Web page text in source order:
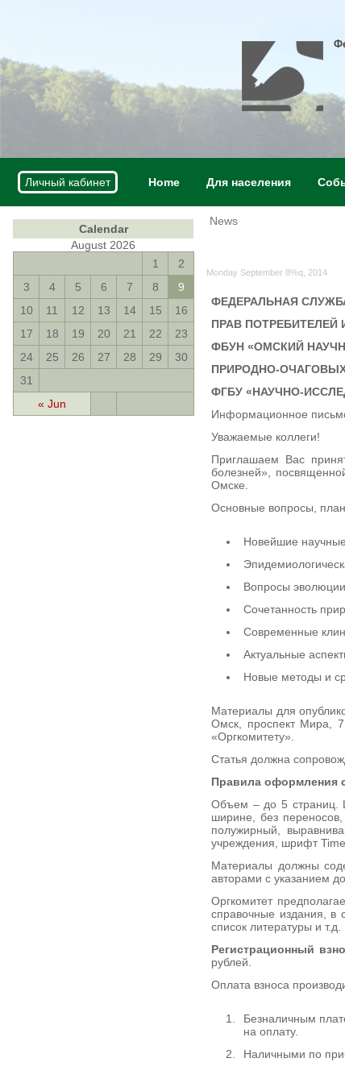
Личный кабинет Home Для населения
Calendar
August 2026
« Jun
1
2
3
4 5 6 7 8
9
10
11 12 13 14 15
16
17
18 19 20 21 22
23
24
25 26 27 28 29
30
31
News
Monday September 8%q, 2014
ФЕДЕРАЛЬНАЯ
ПРАВ ПОТРЕБИТЕЛЕЙ
ФБУН «ОМСКИЙ
ПРИРОДНО-
ФГБУ «НАУЧНО-
Информационное
Уважаемые коллеги!
Приглашаем Вас
болезней»,
Омске.
Основные вопросы,
Новейшие научные
Вопросы эволюции
Сочетанность
Современные
Актуальные
Новые методы и
Материалы для
Омск, проспект Мира,
«Оргкомитету».
Статья должна
Правила оформления
Объем – до 5 страниц.
ширине, без
полужирный,
учреждения, шрифт
Материалы должны
авторами с указанием
Оргкомитет
справочные издания, в
список литературы и т.д.
Регистрационный
рублей.
Оплата взноса
Безналичным
на оплату.
Наличными по